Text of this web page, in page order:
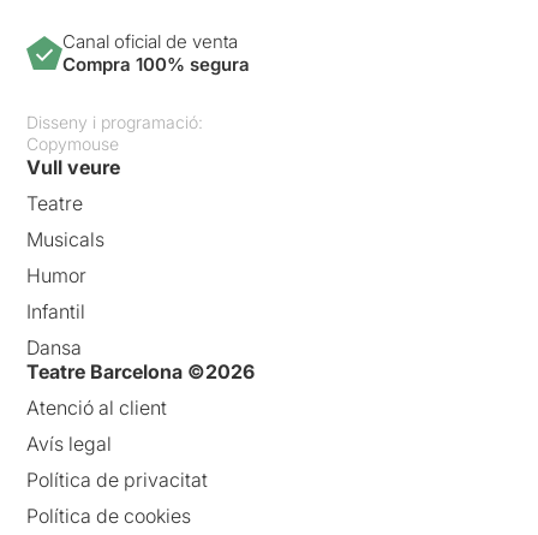
Canal oficial de venta
Compra 100% segura
Disseny i programació:
Copymouse
Vull veure
Teatre
Musicals
Humor
Infantil
Dansa
Teatre Barcelona ©2026
Atenció al client
Avís legal
Política de privacitat
Política de cookies